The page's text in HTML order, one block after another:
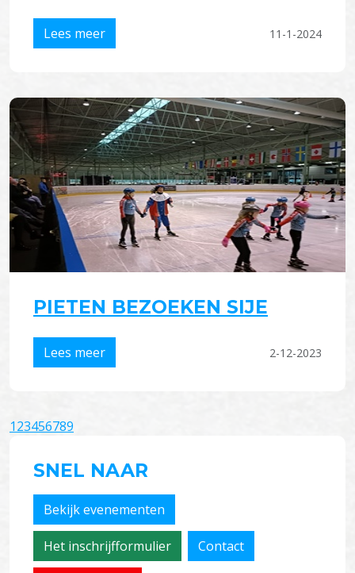
Lees meer 11-1-2024
PIETEN BEZOEKEN SIJE
Lees meer 2-12-2023
123456789
SNEL NAAR
Bekijk evenementen
Het inschrijfformulier Contact